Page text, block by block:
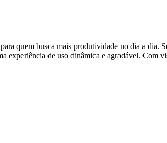
para quem busca mais produtividade no dia a dia.
experiência de uso dinâmica e agradável. Com